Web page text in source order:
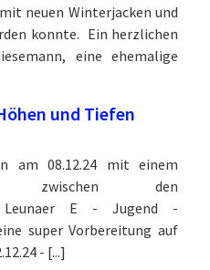
neuen Winterjacken und
konnte. Ein herzlichen
eine ehemalige
und Tiefen
am 08.12.24 mit einem
zwischen den
Leunaer E - Jugend -
super Vorbereitung auf
- [...]